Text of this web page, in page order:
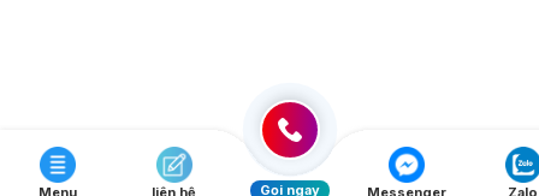
Menu liên hệ Gọi ngay Messenger Zalo